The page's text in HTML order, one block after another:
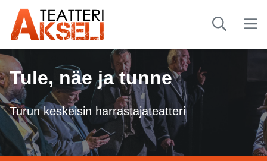
Tule, näe ja tunne
Turun keskeisin harrastajateatteri